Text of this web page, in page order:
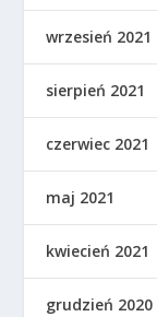
wrzesień 2021
sierpień 2021
czerwiec 2021
maj 2021
kwiecień 2021
grudzień 2020